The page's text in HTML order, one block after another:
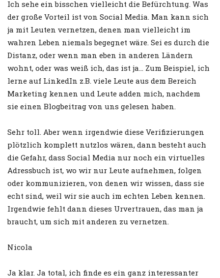
Ich sehe ein bisschen vielleicht die Befürchtung. Was
der große Vorteil ist von Social Media. Man kann sich
ja mit Leuten vernetzen, denen man vielleicht im
wahren Leben niemals begegnet wäre. Sei es durch die
Distanz, oder wenn man eben in anderen Ländern
wohnt, oder was weiß ich, das ist ja… Zum Beispiel, ich
lerne auf LinkedIn z.B. viele Leute aus dem Bereich
Marketing kennen und Leute adden mich, nachdem
sie einen Blogbeitrag von uns gelesen haben.
Sehr toll. Aber wenn irgendwie diese Verifizierungen
plötzlich komplett nutzlos wären, dann besteht auch
die Gefahr, dass Social Media nur noch ein virtuelles
Adressbuch ist, wo wir nur Leute aufnehmen, folgen
oder kommunizieren, von denen wir wissen, dass sie
echt sind, weil wir sie auch im echten Leben kennen.
Irgendwie fehlt dann dieses Urvertrauen, das man ja
braucht, um sich mit anderen zu vernetzen.
Nicola
Ja klar. Ja total, ich finde es ein ganz interessanter